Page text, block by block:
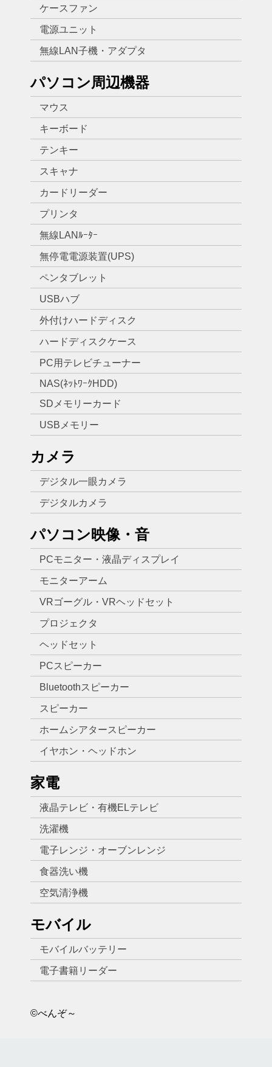
ケースファン
電源ユニット
無線LAN子機・アダプタ
パソコン周辺機器
マウス
キーボード
テンキー
スキャナ
カードリーダー
プリンタ
無線LANﾙｰﾀｰ
無停電電源装置(UPS)
ペンタブレット
USBハブ
外付けハードディスク
ハードディスクケース
PC用テレビチューナー
NAS(ﾈｯﾄﾜｰｸHDD)
SDメモリーカード
USBメモリー
カメラ
デジタル一眼カメラ
デジタルカメラ
パソコン映像・音
PCモニター・液晶ディスプレイ
モニターアーム
VRゴーグル・VRヘッドセット
プロジェクタ
ヘッドセット
PCスピーカー
Bluetoothスピーカー
スピーカー
ホームシアタースピーカー
イヤホン・ヘッドホン
家電
液晶テレビ・有機ELテレビ
洗濯機
電子レンジ・オーブンレンジ
食器洗い機
空気清浄機
モバイル
モバイルバッテリー
電子書籍リーダー
©べんぞ～